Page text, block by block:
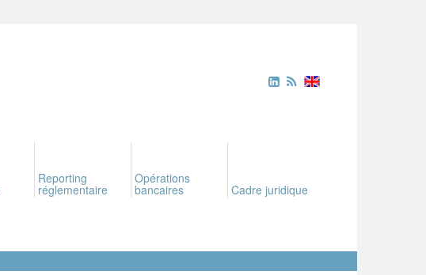
Reporting
réglementaire
Opérations
bancaires Cadre juridique